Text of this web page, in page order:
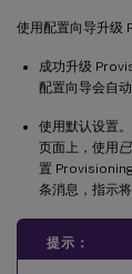
使用配置向导升级
成功升级
配置向导会自动
使用默认设置
页面上，使用
置
条消息，指示
提示：